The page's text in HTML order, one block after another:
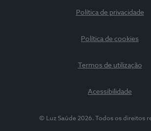
Política de privacidade
Política de cookies
Termos de utilização
Acessibilidade
© Luz Saúde 2026. Todos os direitos